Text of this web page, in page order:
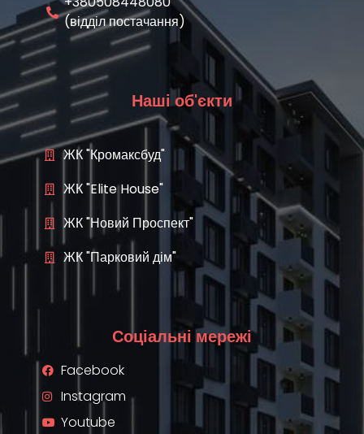
(відділ постачання)
Наші об'єкти
ЖК "Кромаксбуд"
ЖК "Elite House"
ЖК "Новий Проспект"
ЖК "Парковий дім"
Соціальні мережі
Facebook
Instagram
Youtube